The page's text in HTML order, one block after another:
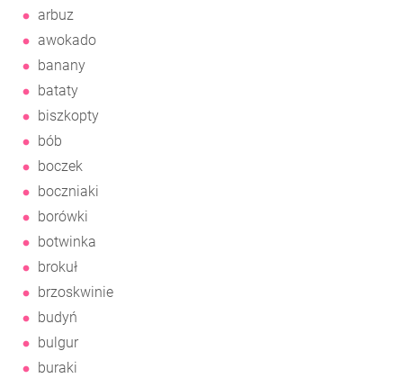
arbuz
awokado
banany
bataty
biszkopty
bób
boczek
boczniaki
borówki
botwinka
brokuł
brzoskwinie
budyń
bulgur
buraki